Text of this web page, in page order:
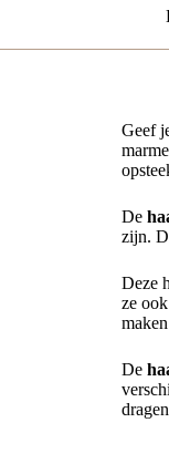
Geef
De
zijn.
Deze
ze
De